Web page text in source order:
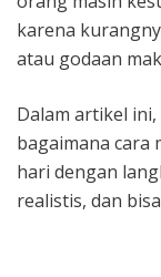
karena
atau godaan
Dalam artikel
bagaimana cara
hari dengan
realistis, dan